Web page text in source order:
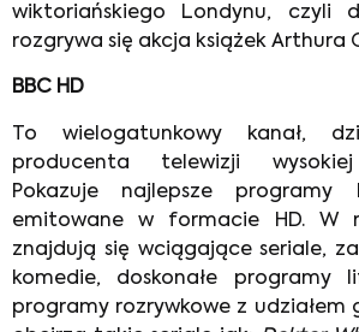
wiktoriańskiego Londynu, czyli
rozgrywa się akcja książek Arthura
BBC HD
To wielogatunkowy kanał,
producenta telewizji wysokiej
Pokazuje najlepsze
emitowane w formacie HD. W
znajdują się wciągające seriale,
komedie, doskonałe programy
programy rozrywkowe z udziałem